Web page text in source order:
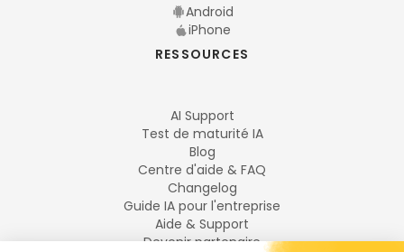
Android
iPhone
RESSOURCES
AI Support
Test de maturité IA
Blog
Centre d'aide & FAQ
Changelog
Guide IA pour l'entreprise
Aide & Support
Devenir partenaire